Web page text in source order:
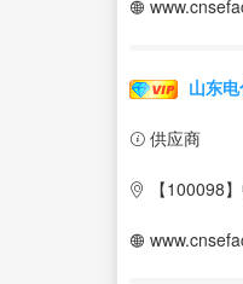
山东
供应商
【100098